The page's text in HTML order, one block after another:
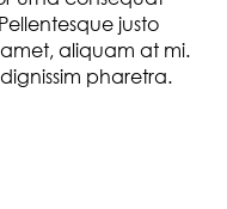
justo
aliquam at mi.
pharetra.